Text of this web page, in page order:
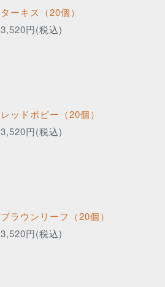
ターキス（20個）
3,520円(税込)
レッドポピー（20個）
3,520円(税込)
ブラウンリーフ（20個）
3,520円(税込)